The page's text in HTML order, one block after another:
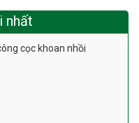
nhất
cọc khoan nhồi